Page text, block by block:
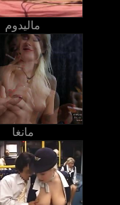
ماليدوم
مانغا